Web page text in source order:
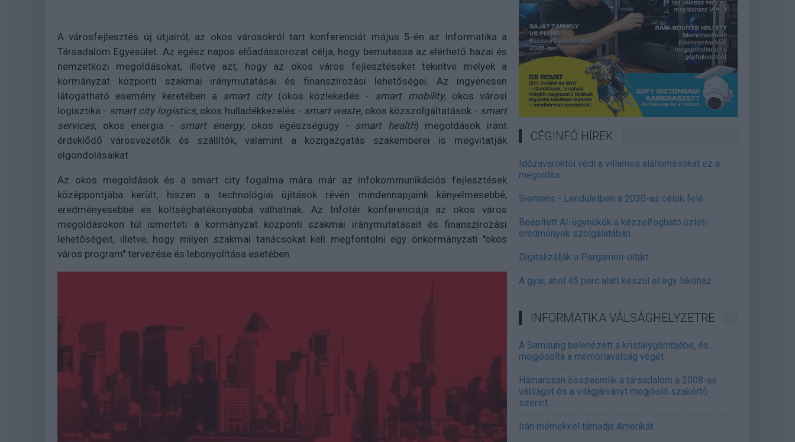
A városfejlesztés új útjairól, az okos városokról tart konferenciát május 5-én az Informatika a
Társadalom Egyesület. Az egész napos előadássorozat célja, hogy bemutassa az elérhető hazai és
nemzetközi megoldásokat, illetve azt, hogy az okos város fejlesztéseket tekintve melyek a
kormányzat központi szakmai iránymutatásai és finanszírozási lehetőségei. Az ingyenesen
látogatható esemény keretében a smart city(okos közlekedés - smart mobility, okos városi
logisztika - smart city logistics, okos hulladékkezelés - smart waste, okos közszolgáltatások - smart
services, okos energia - smart energy, okos egészségügy - smart health) megoldások iránt
érdeklődő városvezetők és szállítók, valamint a közigazgatás szakemberei is megvitatják
elgondolásaikat
Az okos megoldások és a smart city fogalma mára már az infokommunikációs fejlesztések
középpontjába került, hiszen a technológiai újítások révén mindennapjaink kényelmesebbé,
eredményesebbé és költséghatékonyabbá válhatnak. Az Infotér konferenciája az okos város
megoldásokon túl ismerteti a kormányzat központi szakmai iránymutatásait és finanszírozási
lehetőségeit, illetve, hogy milyen szakmai tanácsokat kell megfontolni egy önkormányzati "okos
város program" tervezése és lebonyolítása esetében.
CÉGINFÓ HÍREK
Időzavaroktól védi a villamos alállomásokat ez a
megoldás
Siemens - Lendületben a 2030-as célok felé
Beépített AI-ügynökök a kézzelfogható üzleti
eredmények szolgálatában
Digitalizálják a Pergamon-oltárt
A gyár, ahol 45 perc alatt készül el egy lakóház
INFORMATIKA VÁLSÁGHELYZETRE
A Samsung belenézett a kristálygömbjébe, és
megjósolta a memóriaválság végét
Hamarosan összeomlik a társadalom a 2008-as
válságot és a világjárványt megjósló szakértő
szerint
Irán mémekkel támadja Amerikát